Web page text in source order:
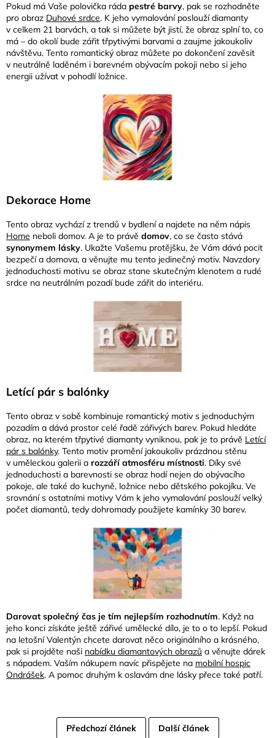
Pokud má Vaše polovička ráda pestré barvy, pak se rozhodněte
pro obraz Duhové srdce. K jeho vymalování poslouží diamanty
v celkem 21 barvách, a tak si můžete být jistí, že obraz splní to, co
má – do okolí bude zářit třpytivými barvami a zaujme jakoukoliv
návštěvu. Tento romantický obraz můžete po dokončení zavěsit
v neutrálně laděném i barevném obývacím pokoji nebo si jeho
energii užívat v pohodlí ložnice.
Dekorace Home
Tento obraz vychází z trendů v bydlení a najdete na něm nápis
Home neboli domov. A je to právě domov, co se často stává
synonymem lásky. Ukažte Vašemu protějšku, že Vám dává pocit
bezpečí a domova, a věnujte mu tento jedinečný motiv. Navzdory
jednoduchosti motivu se obraz stane skutečným klenotem a rudé
srdce na neutrálním pozadí bude zářit do interiéru.
Letící pár s balónky
Tento obraz v sobě kombinuje romantický motiv s jednoduchým
pozadím a dává prostor celé řadě zářivých barev. Pokud hledáte
obraz, na kterém třpytivé diamanty vyniknou, pak je to právě Letící
pár s balónky. Tento motiv promění jakoukoliv prázdnou stěnu
v uměleckou galerii a rozzáří atmosféru místnosti. Díky své
jednoduchosti a barevnosti se obraz hodí nejen do obývacího
pokoje, ale také do kuchyně, ložnice nebo dětského pokojíku. Ve
srovnání s ostatními motivy Vám k jeho vymalování poslouží velký
počet diamantů, tedy dohromady použijete kamínky 30 barev.
Darovat společný čas je tím nejlepším rozhodnutím. Když na
jeho konci získáte ještě zářivé umělecké dílo, je to o to lepší. Pokud
na letošní Valentýn chcete darovat něco originálního a krásného,
pak si projděte naši nabídku diamantových obrazů a věnujte dárek
s nápadem. Vaším nákupem navíc přispějete na mobilní hospic
Ondrášek. A pomoc druhým k oslavám dne lásky přece také patří.
Předchozí článek Další článek